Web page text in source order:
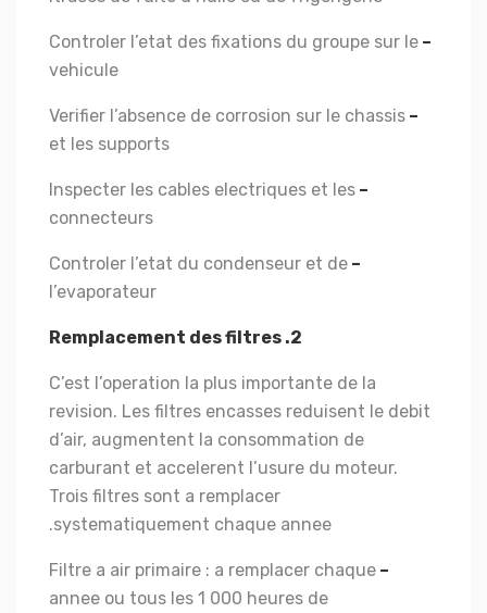
–
Controler l’etat des fixations du groupe sur le
vehicule
–
Verifier l’absence de corrosion sur le chassis
et les supports
–
Inspecter les cables electriques et les
connecteurs
–
Controler l’etat du condenseur et de
l’evaporateur
2. Remplacement des filtres
C’est l’operation la plus importante de la
revision. Les filtres encasses reduisent le debit
d’air, augmentent la consommation de
carburant et accelerent l’usure du moteur.
Trois filtres sont a remplacer
systematiquement chaque annee.
–
Filtre a air primaire : a remplacer chaque
annee ou tous les 1 000 heures de